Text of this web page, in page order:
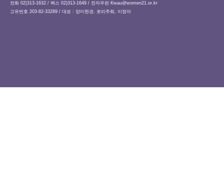
전화 02)313-1632 / 팩스 02)313-1649 / 전자우편 Kwau@women21.or.kr
고유번호 203-82-33289 / 대표 : 양이현경, 로리주희, 이정아